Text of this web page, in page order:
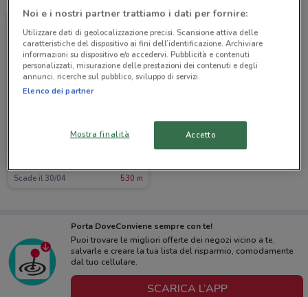
Scade il 30/04 530 m
Porta DoveConviene sempre con te!
Puoi trovare le migliori offerte dei negozi vicino a te,
salvarle e creare la tua lista del risparmio, comodamente
dal tuo cellulare.
SCARICA L’APP
Noi e i nostri partner trattiamo i dati per fornire:
Utilizzare dati di geolocalizzazione precisi. Scansione attiva delle
caratteristiche del dispositivo ai fini dell’identificazione. Archiviare
informazioni su dispositivo e/o accedervi. Pubblicità e contenuti
personalizzati, misurazione delle prestazioni dei contenuti e degli
annunci, ricerche sul pubblico, sviluppo di servizi.
Elenco dei partner
Mostra finalità Accetto